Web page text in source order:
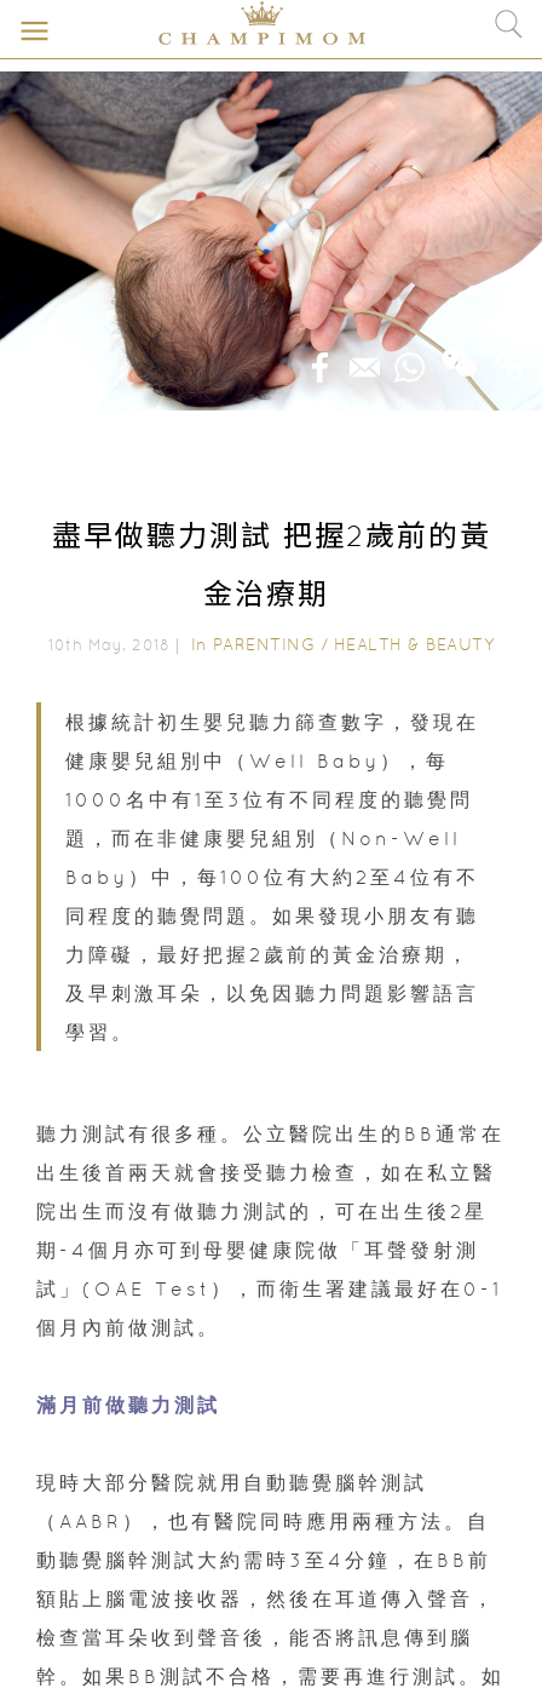
盡早做聽力測試 把握2歲前的黃
金治療期
10th May, 2018｜ In PARENTING / HEALTH & BEAUTY
根據統計初生嬰兒聽力篩查數字，發現在
健康嬰兒組別中（Well Baby），每
1000名中有1至3位有不同程度的聽覺問
題，而在非健康嬰兒組別（Non-Well
Baby）中，每100位有大約2至4位有不
同程度的聽覺問題。如果發現小朋友有聽
力障礙，最好把握2歲前的黃金治療期，
及早刺激耳朵，以免因聽力問題影響語言
學習。
聽力測試有很多種。公立醫院出生的BB通常在
出生後首兩天就會接受聽力檢查，如在私立醫
院出生而沒有做聽力測試的，可在出生後2星
期-4個月亦可到母嬰健康院做「耳聲發射測
試」(OAE Test），而衛生署建議最好在0-1
個月內前做測試。
滿月前做聽力測試
現時大部分醫院就用自動聽覺腦幹測試
（AABR），也有醫院同時應用兩種方法。自
動聽覺腦幹測試大約需時3至4分鐘，在BB前
額貼上腦電波接收器，然後在耳道傳入聲音，
檢查當耳朵收到聲音後，能否將訊息傳到腦
幹。如果BB測試不合格，需要再進行測試。如